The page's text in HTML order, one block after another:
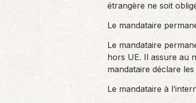
étrangère ne soit
Le mandataire
Le mandataire
hors UE. Il assure au
mandataire déclare
Le mandataire à